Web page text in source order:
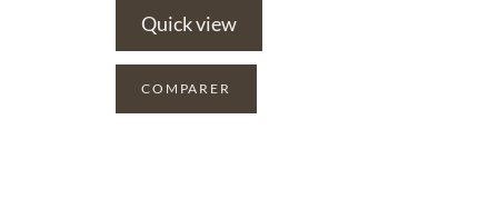
Quick view
COMPARER